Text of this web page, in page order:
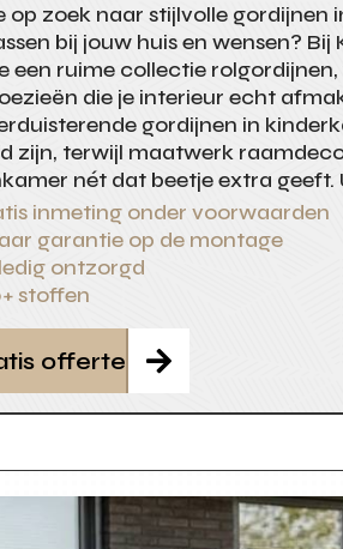
op zoek naar stijlvolle gordijnen
bij jouw huis en wensen? Bij
een ruime collectie
die je interieur echt
gordijnen in
zijn, terwijl maatwerk
nét dat beetje extra geeft.
inmeting onder voorwaarden
garantie op de montage
ontzorgd
stoffen

offerte